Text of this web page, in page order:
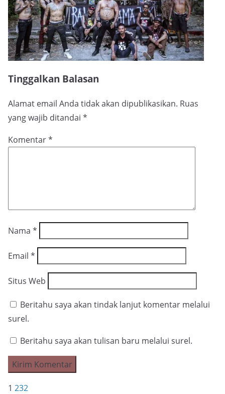
Tinggalkan Balasan
Alamat email Anda tidak akan dipublikasikan. Ruas
yang wajib ditandai *
Komentar*
Nama *
Email *
Situs Web
Beritahu saya akan tindak lanjut komentar melalui
surel.
Beritahu saya akan tulisan baru melalui surel.
1 232